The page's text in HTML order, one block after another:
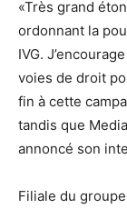
«Très grand
ordonnant la
IVG.
voies de droit
fin à cette
tandis que
annoncé son
Filiale du